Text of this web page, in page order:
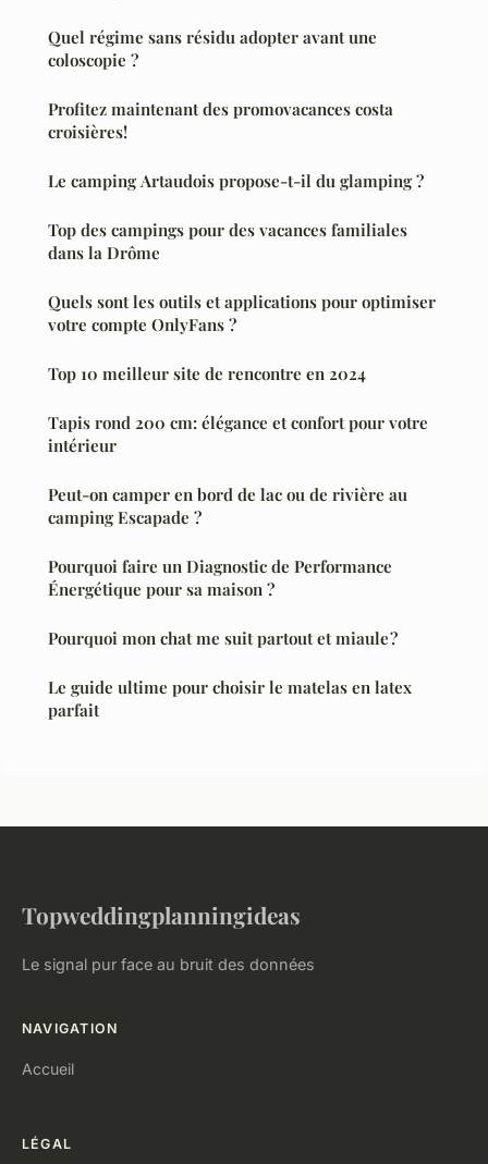
Quel régime sans résidu adopter avant une
coloscopie ?
Profitez maintenant des promovacances costa
croisières!
Le camping Artaudois propose-t-il du glamping ?
Top des campings pour des vacances familiales
dans la Drôme
Quels sont les outils et applications pour optimiser
votre compte OnlyFans ?
Top 10 meilleur site de rencontre en 2024
Tapis rond 200 cm: élégance et confort pour votre
intérieur
Peut-on camper en bord de lac ou de rivière au
camping Escapade ?
Pourquoi faire un Diagnostic de Performance
Énergétique pour sa maison ?
Pourquoi mon chat me suit partout et miaule ?
Le guide ultime pour choisir le matelas en latex
parfait
Topweddingplanningideas
Le signal pur face au bruit des données
NAVIGATION
Accueil
LÉGAL